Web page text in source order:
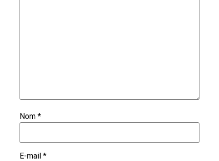
Nom *
E-mail *